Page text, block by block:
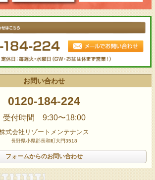
お問い合わせ
0120-184-224
受付時間 9:30〜18:00
式会社リゾートメンテナンス
長野県小県郡長和町大門3518
フォームからのお問い合わせ